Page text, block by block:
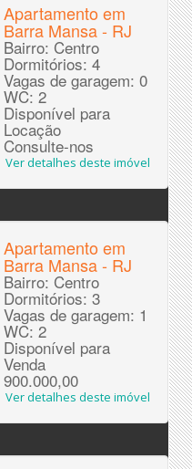
Apartamento em
Barra Mansa - RJ
Bairro: Centro
Dormitórios: 4
Vagas de garagem: 0
WC: 2
Disponível para
Locação
Consulte-nos
Ver detalhes deste imóvel
Apartamento em
Barra Mansa - RJ
Bairro: Centro
Dormitórios: 3
Vagas de garagem: 1
WC: 2
Disponível para
Venda
900.000,00
Ver detalhes deste imóvel